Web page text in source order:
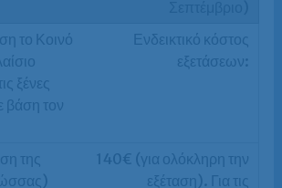
Ενδεικτικό κόστος
εξετάσεων:
140€ (για ολόκληρη την
εξέταση). Για τις